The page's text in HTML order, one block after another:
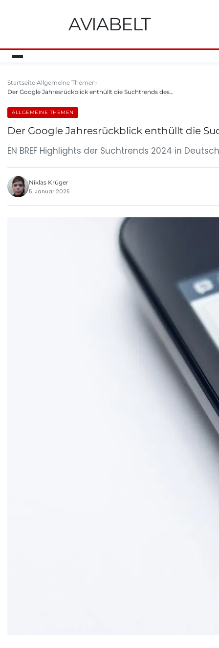
AVIABELT
Startseite Allgemeine Themen
Der Google Jahresrückblick enthüllt die Suchtrends des…
ALLGEMEINE THEMEN
Der Google Jahresrückblick enthüllt die
EN BREF Highlights der Suchtrends 2024 in
Niklas Krüger
5. Januar 2025